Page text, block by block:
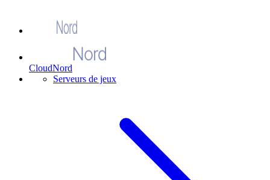
CloudNord
Serveurs de jeux